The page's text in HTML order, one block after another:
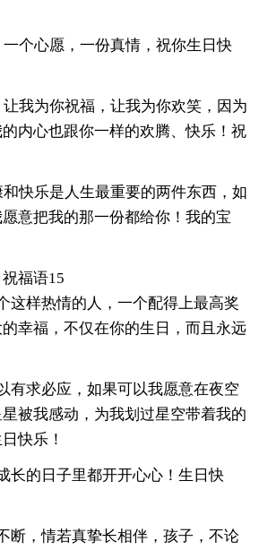
个心愿，一份真情，祝你生日快
我为你祝福，让我为你欢笑，因为
内心也跟你一样的欢腾、快乐！祝
快乐是人生最重要的两件东西，如
意把我的那一份都给你！我的宝
福语15
这样热情的人，一个配得上最高奖
幸福，不仅在你的生日，而且永远
有求必应，如果可以我愿意在夜空
被我感动，为我划过星空带着我的
快乐！
长的日子里都开开心心！生日快
断，情若真挚长相伴，孩子，不论